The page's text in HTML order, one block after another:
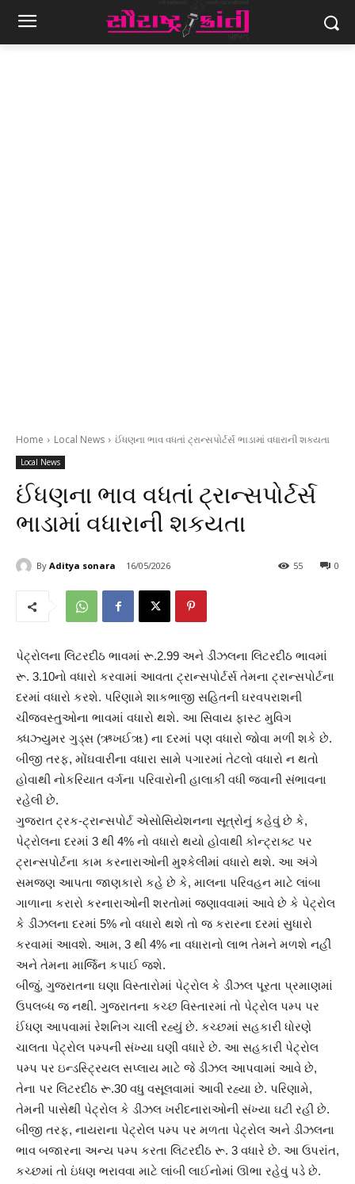
Home Local News ઈંધણના ભાવ વધતાં ટ્રાન્સપોર્ટર્સ ભાડામાં વધારાની શકયતા
Local News
ઈંધણના ભાવ વધતાં ટ્રાન્સપોર્ટર્સ
ભાડામાં વધારાની શકયતા
By Aditya sonara 16/05/2026 0
55
પેટ્રોલના લિટરદીઠ ભાવમાં રૂ.2.99 અને ડીઝલના લિટરદીઠ ભાવમાં
રૂ. 3.10નો વધારો કરવામાં આવતા ટ્રાન્સપોર્ટર્સ તેમના ટ્રાન્સપોર્ટના
દરમાં વધારો કરશે. પરિણામે શાકભાજી સહિતની ઘરવપરાશની
ચીજવસ્તુઓના ભાવમાં વધારો થશે. આ સિવાય ફાસ્ટ મુવિગ
ક્ધઝ્યુમર ગુડ્સ (ઋખઈૠ) ના દરમાં પણ વધારો જોવા મળી શકે છે.
બીજી તરફ, મોંઘવારીના વધારા સામે પગારમાં તેટલો વધારો ન થતો
હોવાથી નોકરિયાત વર્ગના પરિવારોની હાલાકી વધી જવાની સંભાવના
રહેલી છે.
ગુજરાત ટ્રક-ટ્રાન્સપોર્ટ એસોસિયેશનના સૂત્રોનું કહેવું છે કે,
પેટ્રોલના દરમાં 3 થી 4% નો વધારો થયો હોવાથી કોન્ટ્રાક્ટ પર
ટ્રાન્સપોર્ટના કામ કરનારાઓની મુશ્કેલીમાં વધારો થશે. આ અંગે
સમજણ આપતા જાણકારો કહે છે કે, માલના પરિવહન માટે લાંબા
ગાળાના કરારો કરનારાઓની શરતોમાં જણાવવામાં આવે છે કે પેટ્રોલ
કે ડીઝલના દરમાં 5% નો વધારો થશે તો જ કરારના દરમાં સુધારો
કરવામાં આવશે. આમ, 3 થી 4% ના વધારાનો લાભ તેમને મળશે નહીં
અને તેમના માર્જિન કપાઈ જશે.
બીજું, ગુજરાતના ઘણા વિસ્તારોમાં પેટ્રોલ કે ડીઝલ પૂરતા પ્રમાણમાં
ઉપલબ્ધ જ નથી. ગુજરાતના કચ્છ વિસ્તારમાં તો પેટ્રોલ પમ્પ પર
ઈંધણ આપવામાં રેશનિગ ચાલી રહ્યું છે. કચ્છમાં સહકારી ધોરણે
ચાલતા પેટ્રોલ પમ્પની સંખ્યા ઘણી વધારે છે. આ સહકારી પેટ્રોલ
પમ્પ પર ઇન્ડસ્ટ્રિયલ સપ્લાય માટે જે ડીઝલ આપવામાં આવે છે,
તેના પર લિટરદીઠ રૂ.30 વધુ વસૂલવામાં આવી રહ્યા છે. પરિણામે,
તેમની પાસેથી પેટ્રોલ કે ડીઝલ ખરીદનારાઓની સંખ્યા ઘટી રહી છે.
બીજી તરફ, નાયરાના પેટ્રોલ પમ્પ પર મળતા પેટ્રોલ અને ડીઝલના
ભાવ બજારના અન્ય પમ્પ કરતા લિટરદીઠ રૂ. 3 વધારે છે. આ ઉપરાંત,
કચ્છમાં તો ઇંધણ ભરાવવા માટે લાંબી લાઈનોમાં ઊભા રહેવું પડે છે.